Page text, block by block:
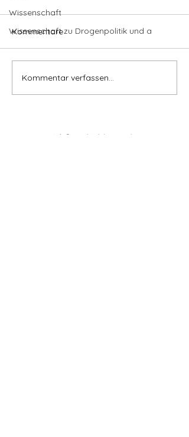
Wissenschaft
Wissenschaft zu Drogenpolitik und a
Cannabis-Patienten und
Führerschein – Teil 1 |
Kommentare
Kommentar verfassen...
info@cannabisclubcastrop.de